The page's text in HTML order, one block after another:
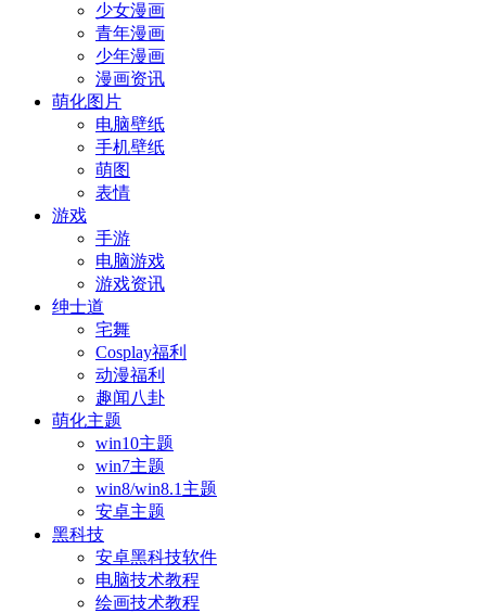
少女漫画
青年漫画
少年漫画
漫画资讯
萌化图片
电脑壁纸
手机壁纸
萌图
表情
游戏
手游
电脑游戏
游戏资讯
绅士道
宅舞
Cosplay福利
动漫福利
趣闻八卦
萌化主题
win10主题
win7主题
win8/win8.1主题
安卓主题
黑科技
安卓黑科技软件
电脑技术教程
绘画技术教程